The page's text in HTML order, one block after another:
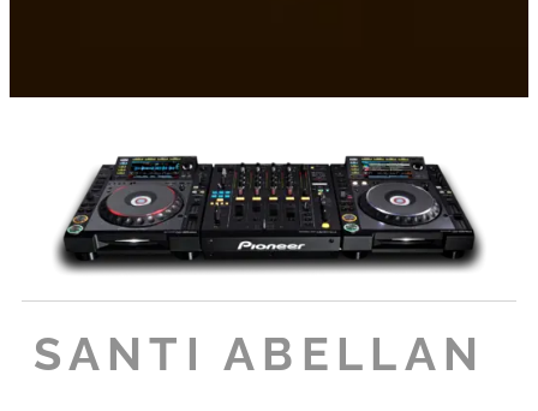
SANTI ABELLAN